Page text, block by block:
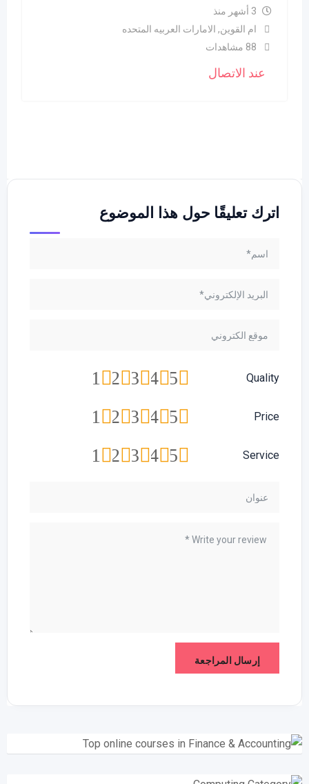
3 أشهر منذ
ام القوين, الامارات العربيه المتحده
88 مشاهدات
عند الاتصال
اترك تعليقًا حول هذا الموضوع
Quality
5
4
3
2
1
Price
5
4
3
2
1
Service
5
4
3
2
1